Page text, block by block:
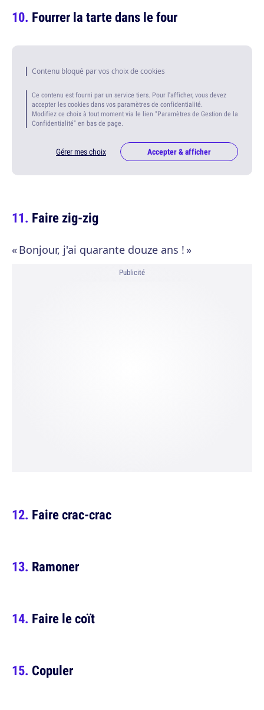
Fourrer la tarte dans le four
Contenu bloqué par vos choix de cookies
Ce contenu est fourni par un service tiers. Pour l'afficher, vous devez
accepter les cookies dans vos paramètres de confidentialité.
Modifiez ce choix à tout moment via le lien "Paramètres de Gestion de la
Confidentialité" en bas de page.
Gérer mes choix Accepter & afficher
Faire zig-zig
« Bonjour, j'ai quarante douze ans ! »
Publicité
Faire crac-crac
Ramoner
Faire le coït
Copuler